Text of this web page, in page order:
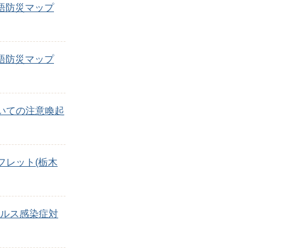
防災マップ
防災マップ
ての注意喚起
レット(栃木
ス感染症対